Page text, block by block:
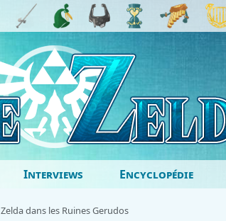
Interviews Encyclopédie
Zelda dans les Ruines Gerudos